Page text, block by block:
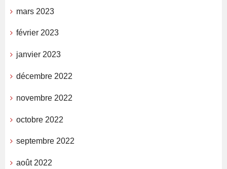
mars 2023
février 2023
janvier 2023
décembre 2022
novembre 2022
octobre 2022
septembre 2022
août 2022